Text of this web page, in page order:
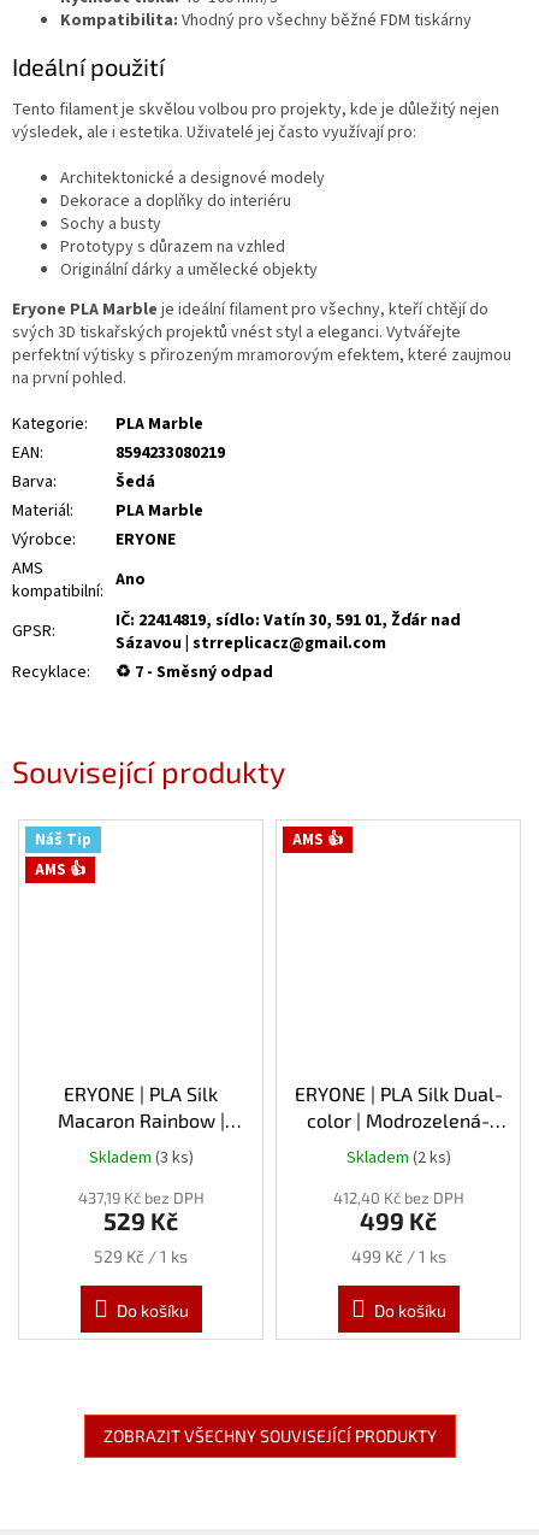
Související produkty
Náš Tip
AMS 👍
ERYONE | PLA Silk
Macaron Rainbow |
Waterfall Rainbow |
1.75mm | 1kg
Skladem (3 ks)
437,19 Kč bez DPH
529 Kč
Měrná
529 Kč / 1 ks
Do košíku
AMS 👍
ERYONE | PLA Silk Dual-
color | Modrozelená-
oranžová | 1.75mm | 1kg
Skladem (2 ks)
412,40 Kč bez DPH
499 Kč
Měrná
499 Kč / 1 ks
Do košíku
ZOBRAZIT VŠECHNY SOUVISEJÍCÍ PRODUKTY
Kompatibilita: Vhodný pro všechny běžné FDM tiskárny
Ideální použití
Tento filament je skvělou volbou pro projekty, kde je důležitý nejen
výsledek, ale i estetika. Uživatelé jej často využívají pro:
Architektonické a designové modely
Dekorace a doplňky do interiéru
Sochy a busty
Prototypy s důrazem na vzhled
Originální dárky a umělecké objekty
Eryone PLA Marble je ideální filament pro všechny, kteří chtějí do
svých 3D tiskařských projektů vnést styl a eleganci. Vytvářejte
perfektní výtisky s přirozeným mramorovým efektem, které zaujmou
na první pohled.
Kategorie:
PLA Marble
EAN:
8594233080219
Barva:
Šedá
Materiál:
PLA Marble
Výrobce:
ERYONE
AMS
kompatibilní: Ano
GPSR:
IČ: 22414819, sídlo: Vatín 30, 591 01, Žďár nad
Sázavou | strreplicacz@gmail.com
Recyklace: ♻ 7 - Směsný odpad